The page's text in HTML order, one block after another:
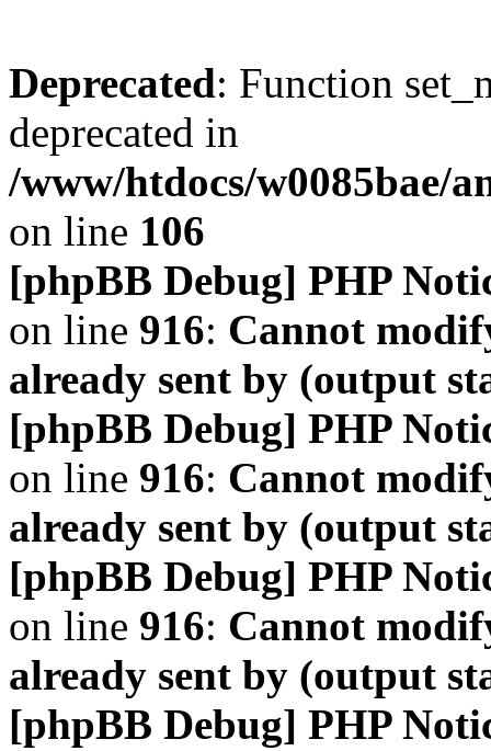
Deprecated: Function
deprecated in
/www/htdocs/w0085bae/
on line 106
[phpBB Debug] PHP
on line 916: Cannot
already sent by (output
[phpBB Debug] PHP
on line 916: Cannot
already sent by (output
[phpBB Debug] PHP
on line 916: Cannot
already sent by (output
[phpBB Debug] PHP